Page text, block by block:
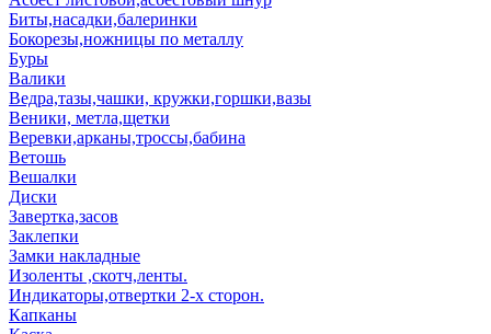
Биты,насадки,балеринки
Бокорезы,ножницы по металлу
Буры
Валики
Ведра,тазы,чашки, кружки,горшки,вазы
Веники, метла,щетки
Веревки,арканы,троссы,бабина
Ветошь
Вешалки
Диски
Завертка,засов
Заклепки
Замки накладные
Изоленты ,скотч,ленты.
Индикаторы,отвертки 2-х сторон.
Капканы